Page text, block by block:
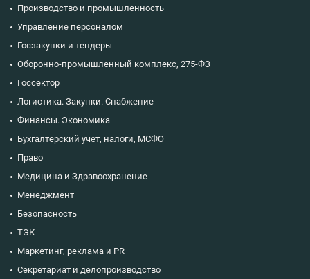
Производство и промышленность
Управление персоналом
Госзакупки и тендеры
Оборонно-промышленный комплекс, 275-ФЗ
Госсектор
Логистика. Закупки. Снабжение
Финансы. Экономика
Бухгалтерский учет, налоги, МСФО
Право
Медицина и Здравоохранение
Менеджмент
Безопасность
ТЭК
Маркетинг, реклама и PR
Секретариат и делопроизводство